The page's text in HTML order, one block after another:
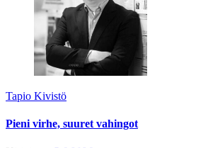
Tapio Kivistö
Pieni virhe, suuret vahingot